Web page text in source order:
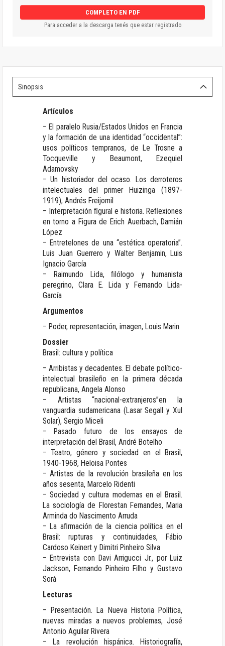
COMPLETO EN PDF
Para acceder a la descarga tenés que estar registrado
Sinopsis
Artículos
– El paralelo Rusia/Estados Unidos en Francia
y la formación de una identidad “occidental”:
usos políticos tempranos, de Le Trosne a
Tocqueville y Beaumont, Ezequiel
Adamovsky
– Un historiador del ocaso. Los derroteros
intelectuales del primer Huizinga (1897-
1919), Andrés Freijomil
– Interpretación ﬁgural e historia. Reﬂexiones
en torno a Figura de Erich Auerbach, Damián
López
– Entretelones de una “estética operatoria”.
Luis Juan Guerrero y Walter Benjamin, Luis
Ignacio García
– Raimundo Lida, ﬁlólogo y humanista
peregrino, Clara E. Lida y Fernando Lida-
García
Argumentos
– Poder, representación, imagen, Louis Marin
Dossier
Brasil: cultura y política
– Arribistas y decadentes. El debate político-
intelectual brasileño en la primera década
republicana, Angela Alonso
– Artistas “nacional-extranjeros”en la
vanguardia sudamericana (Lasar Segall y Xul
Solar), Sergio Miceli
– Pasado futuro de los ensayos de
interpretación del Brasil, André Botelho
– Teatro, género y sociedad en el Brasil,
1940-1968, Heloisa Pontes
– Artistas de la revolución brasileña en los
años sesenta, Marcelo Ridenti
– Sociedad y cultura modernas en el Brasil.
La sociología de Florestan Fernandes, Maria
Arminda do Nascimento Arruda
– La aﬁrmación de la ciencia política en el
Brasil: rupturas y continuidades, Fábio
Cardoso Keinert y Dimitri Pinheiro Silva
– Entrevista con Davi Arrigucci Jr., por Luiz
Jackson, Fernando Pinheiro Filho y Gustavo
Sorá
Lecturas
– Presentación. La Nueva Historia Política,
nuevas miradas a nuevos problemas, José
Antonio Aguilar Rivera
– La revolución hispánica. Historiografía,